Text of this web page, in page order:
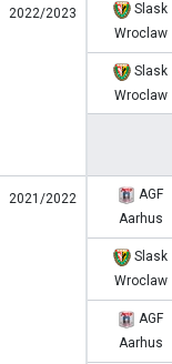
2022/2023
Slask
Wroclaw
Slask
Wroclaw
2021/2022
AGF
Aarhus
Slask
Wroclaw
AGF
Aarhus